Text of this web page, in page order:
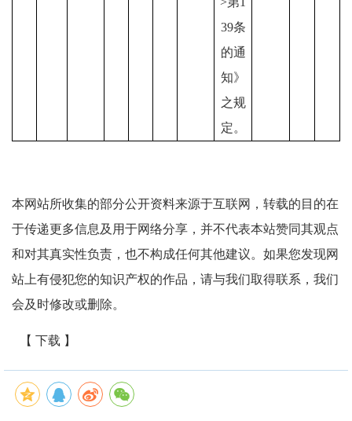
39条
的通
知》
之规
定。
本网站所收集的部分公开资料来源于互联网，转载的目的在
于传递更多信息及用于网络分享，并不代表本站赞同其观点
和对其真实性负责，也不构成任何其他建议。如果您发现网
站上有侵犯您的知识产权的作品，请与我们取得联系，我们
会及时修改或删除。
【 下载 】